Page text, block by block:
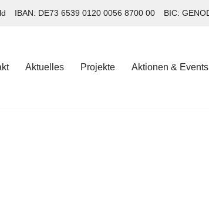
IBAN: DE73 6539 0120 0056 8700 00 BIC:
Aktuelles Projekte Aktionen & Events